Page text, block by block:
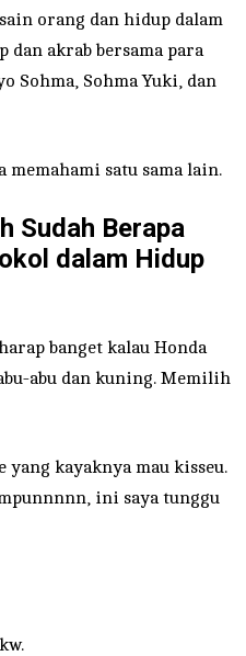
orang dan hidup dalam
dan akrab bersama para
Sohma, Sohma Yuki, dan
memahami satu sama lain.
Sudah Berapa
dalam Hidup
banget kalau Honda
abu dan kuning. Memilih
yang kayaknya mau kisseu.
ini saya tunggu